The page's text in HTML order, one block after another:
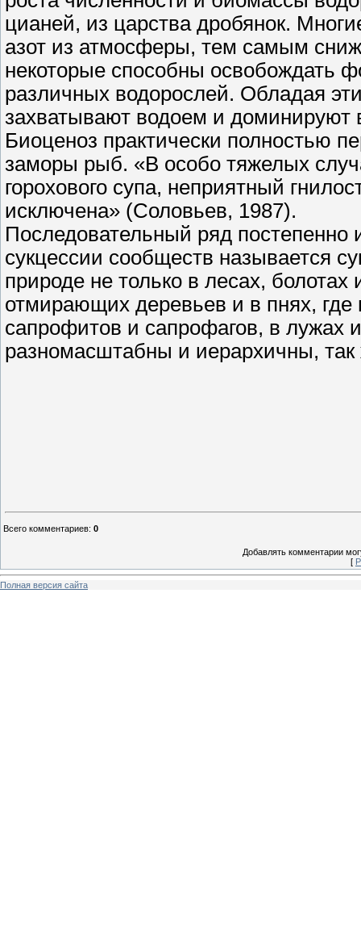
цианей, из царства дробянок.
азот из атмосферы, тем самым
некоторые способны освобождать
различных водорослей. Обладая
захватывают водоем и доминируют
Биоценоз практически полностью
заморы рыб. «В особо тяжелых
горохового супа, неприятный
исключена» (Соловьев, 1987).
Последовательный ряд постепенно
сукцессии сообществ называется
природе не только в лесах,
отмирающих деревьев и в пнях, где
сапрофитов и сапрофагов, в лужах
разномасштабны и иерархичны,
Всего комментариев: 0
Добавлять комментарии
[
Полная версия сайта